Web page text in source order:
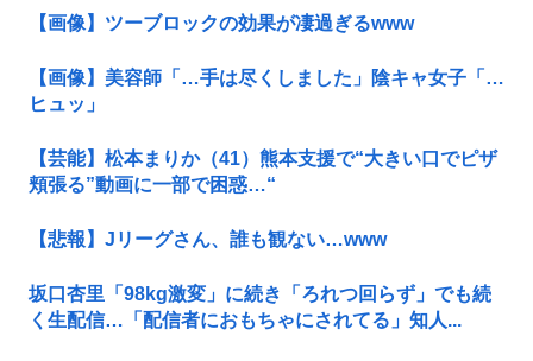
【画像】ツーブロックの効果が凄過ぎるwww
【画像】美容師「…手は尽くしました」陰キャ女子「…
ヒュッ」
【芸能】松本まりか（41）熊本支援で“大きい口でピザ
頬張る”動画に一部で困惑…“
【悲報】Jリーグさん、誰も観ない…www
坂口杏里「98kg激変」に続き「ろれつ回らず」でも続
く生配信…「配信者におもちゃにされてる」知人...